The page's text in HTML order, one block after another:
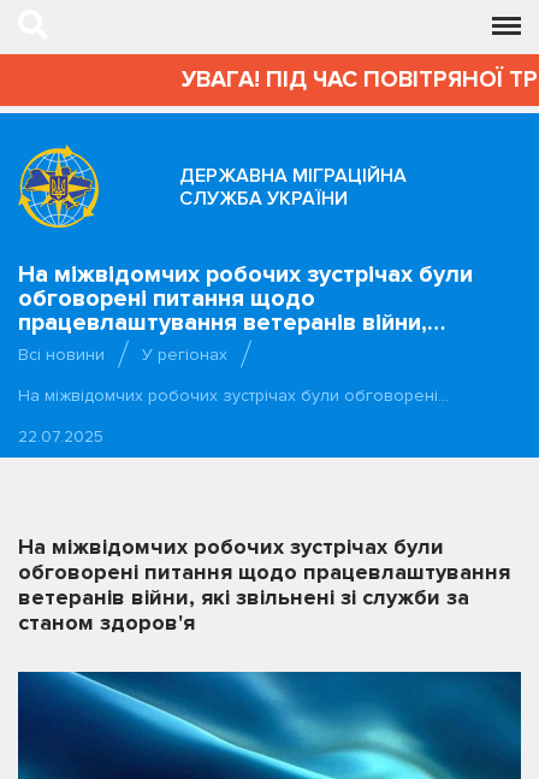
УВАГА! ПІД ЧАС ПОВІТРЯНОЇ
ДЕРЖАВНА МІГРАЦІЙНА
СЛУЖБА УКРАЇНИ
На міжвідомчих робочих зустрічах були
обговорені питання щодо
працевлаштування ветеранів війни,…
Всі новини
У регіонах
На міжвідомчих робочих зустрічах були обговорені…
22.07.2025
На міжвідомчих робочих зустрічах були
обговорені питання щодо працевлаштування
ветеранів війни, які звільнені зі служби за
станом здоров'я